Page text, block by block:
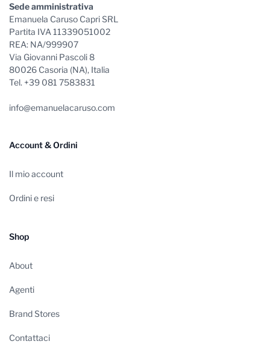
Sede amministrativa
Emanuela Caruso Capri SRL
Partita IVA 11339051002
REA: NA/999907
Via Giovanni Pascoli 8
80026 Casoria (NA), Italia
Tel. +39 081 7583831
info@emanuelacaruso.com
Account & Ordini
Il mio account
Ordini e resi
Shop
About
Agenti
Brand Stores
Contattaci